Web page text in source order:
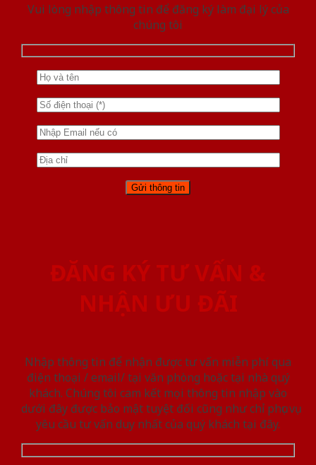
Vui lòng nhập thông tin để đăng ký làm đại lý của
chúng tôi
ĐĂNG KÝ TƯ VẤN &
NHẬN ƯU ĐÃI
Nhập thông tin để nhận được tư vấn miễn phí qua
điện thoại / email/ tại văn phòng hoặc tại nhà quý
khách. Chúng tôi cam kết mọi thông tin nhập vào
dưới đây được bảo mật tuyệt đối cũng như chỉ phục vụ
yêu cầu tư vấn duy nhất của quý khách tại đây.